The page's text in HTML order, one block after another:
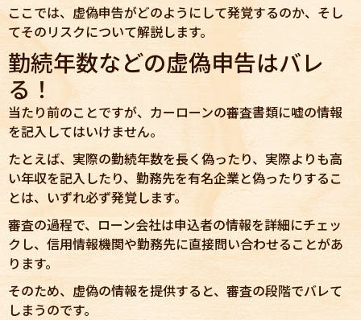
ここでは、虚偽申告がどのようにして発覚するのか、そし
てそのリスクについて解説します。
勤続年数などの虚偽申告はバレ
る！
当たり前のことですが、カーローンの審査書類に嘘の情報
を記入してはいけません。
たとえば、実際の勤続年数を長く偽ったり、実際よりも高
い年収を記入したり、勤務先を有名企業と偽ったりするこ
とは、いずれ必ず発覚します。
審査の過程で、ローン会社は申込者の情報を詳細にチェッ
クし、信用情報機関や勤務先に直接問い合わせることがあ
ります。
そのため、虚偽の情報を提供すると、審査の段階でバレて
しまうのです。